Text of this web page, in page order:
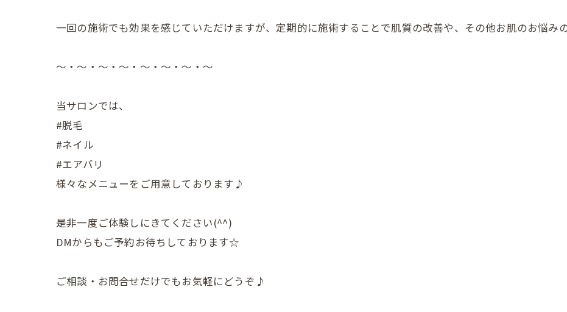
一回の施術でも効果を感じていただけますが、定期的に施術することで肌質の改善や、その他お肌のお悩
〜・〜・〜・〜・〜・〜・〜・〜
当サロンでは、
#脱毛
#ネイル
#エアバリ
様々なメニューをご用意しております♪
是非一度ご体験しにきてください(^^)
DMからもご予約お待ちしております☆
ご相談・お問合せだけでもお気軽にどうぞ♪